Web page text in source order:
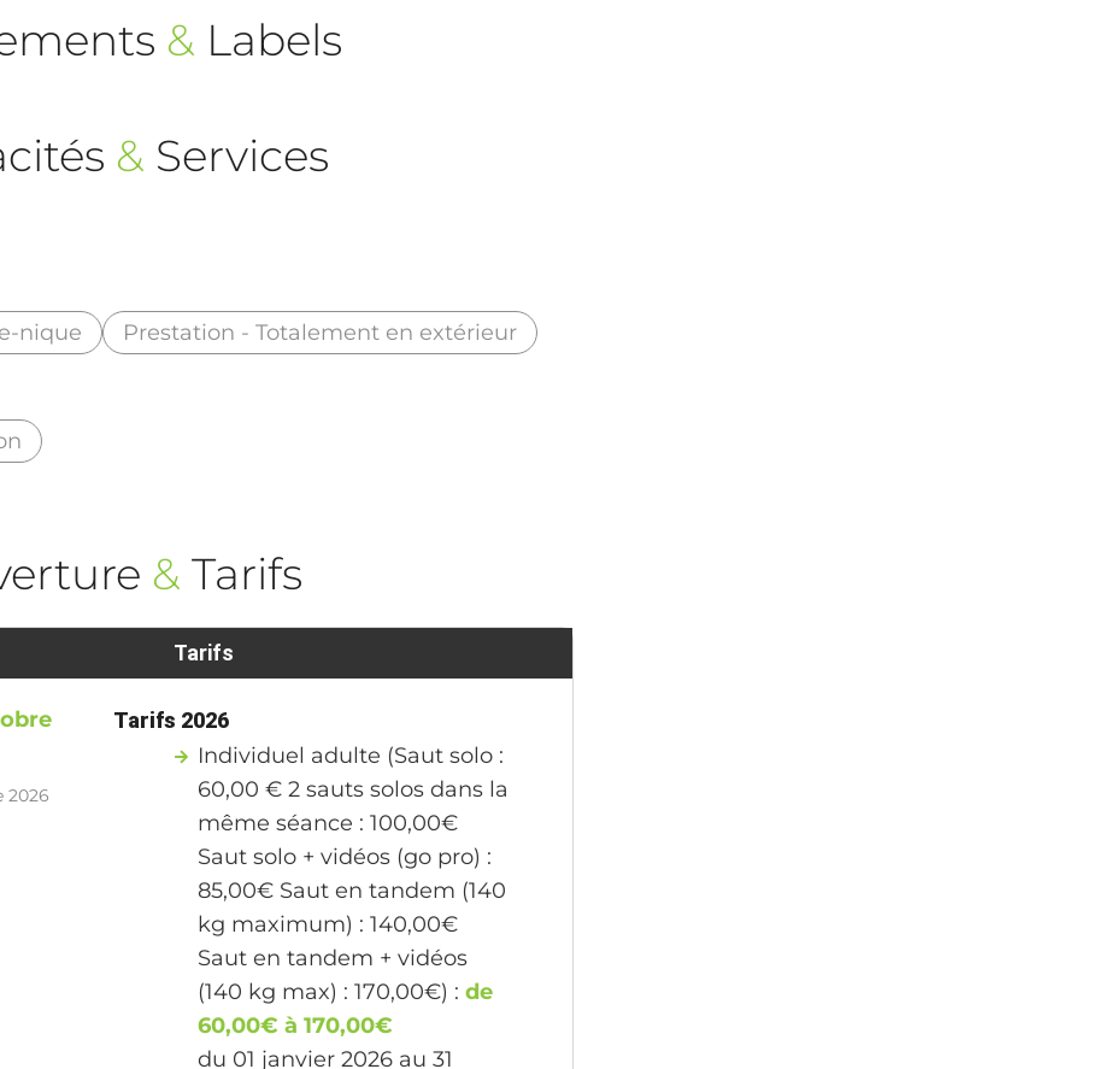
& Labels
& Services
nique Prestation - Totalement en extérieur
& Tarifs
2026
Tarifs
Tarifs 2026
Individuel adulte (Saut solo :
60,00 € 2 sauts solos dans la
même séance : 100,00€
Saut solo + vidéos (go pro) :
85,00€ Saut en tandem (140
kg maximum) : 140,00€
Saut en tandem + vidéos
(140 kg max) : 170,00€) :de
60,00€ à 170,00€
du 01 janvier 2026 au 31